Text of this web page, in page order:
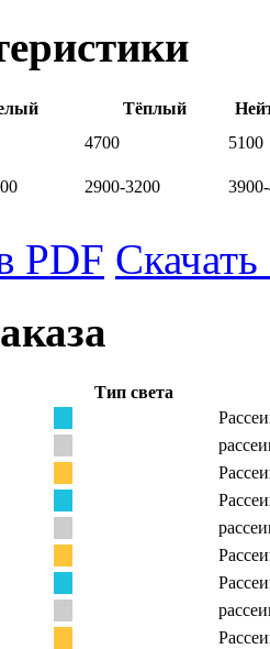
Тёплый
4700
5100
2900-3200
PDF
Тип света